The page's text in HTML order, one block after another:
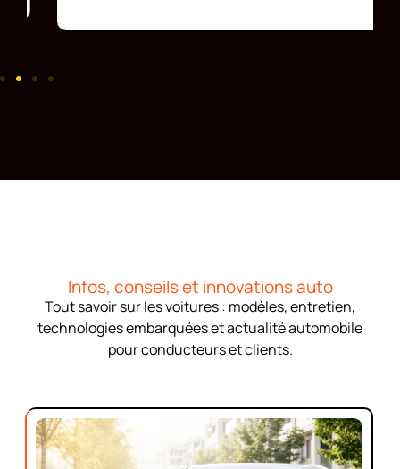
Infos, conseils et innovations auto
Tout savoir sur les voitures : modèles, entretien,
technologies embarquées et actualité automobile
pour conducteurs et clients.